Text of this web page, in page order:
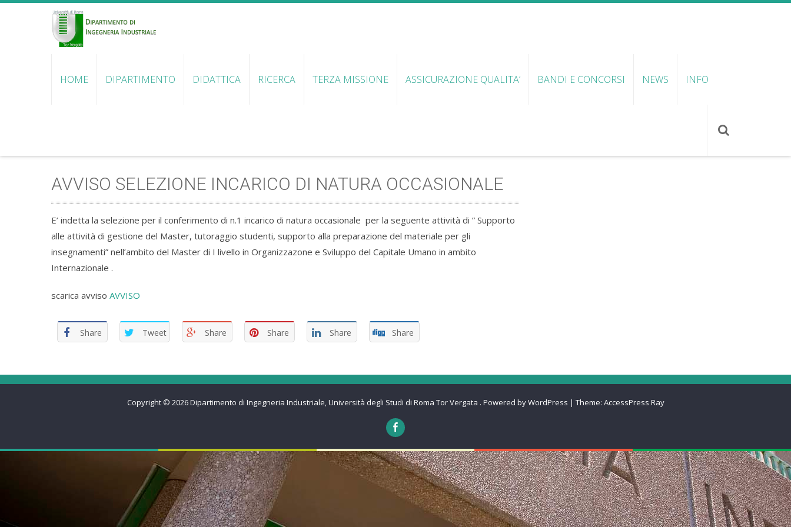
HOME DIPARTIMENTO DIDATTICA RICERCA TERZA MISSIONE ASSICURAZIONE QUALITA’ BANDI E CONCORSI NEWS INFO
AVVISO SELEZIONE INCARICO DI NATURA OCCASIONALE
E’ indetta la selezione per il conferimento di n.1 incarico di natura occasionale per la seguente attività di ” Supporto
alle attività di gestione del Master, tutoraggio studenti, supporto alla preparazione del materiale per gli
insegnamenti” nell’ambito del Master di I livello in Organizzazone e Sviluppo del Capitale Umano in ambito
Internazionale .
scarica avviso AVVISO
Share Tweet Share Share Share Share
Copyright © 2026Dipartimento di Ingegneria Industriale, Università degli Studi di Roma Tor Vergata . Powered by WordPress | Theme: AccessPress Ray